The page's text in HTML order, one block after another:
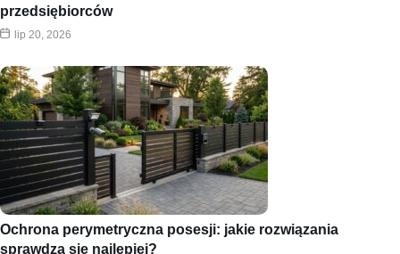
przedsiębiorców
lip 20, 2026
Ochrona perymetryczna posesji: jakie rozwiązania
sprawdzą się najlepiej?